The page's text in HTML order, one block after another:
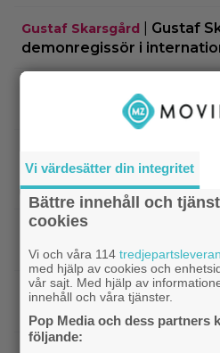
Gustaf Skarsgård
Gustaf
demonregissör i
biofloppar: ”Kommer gå
avsnitt av ny Ryan
Disney+
Svensk film
Bergqvists mest sågade
TV-tips|Ikväll på tv:
Vi värdesätter din integritet
Bättre innehåll och
cookies
Vi och våra 114
med hjälp av cookies och
vår sajt. Med hjälp av
innehåll och våra tjänster.
Pop Media och dess partners
följande: